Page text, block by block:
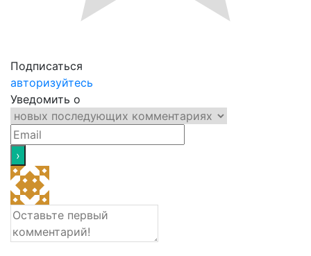
Подписаться
авторизуйтесь
Уведомить о